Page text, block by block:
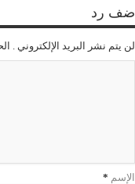
اضف رد
لن يتم نشر البريد الإلكتروني .
الإسم *